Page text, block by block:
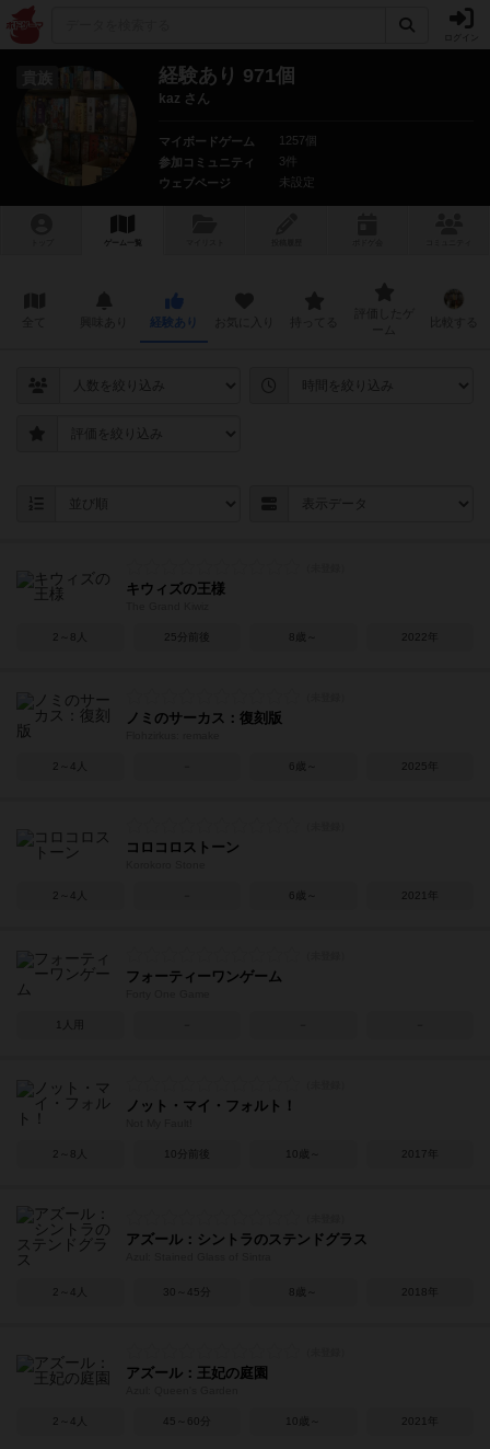
経験あり 971個
kaz さん
マイボードゲーム
1257個
参加コミュニティ
3件
ウェブページ
未設定
ゲーム一覧
経験あり
キウィズの王様
2～8人 25分前後 8歳～ 2022年
ノミのサーカス：復刻版
2～4人 6歳～ 2025年
コロコロストーン
2～4人 6歳～ 2021年
フォーティーワンゲーム
1人用
ノット・マイ・フォルト！
2～8人 10分前後 10歳～ 2017年
アズール：シントラのステンドグラス
2～4人 30～45分 8歳～ 2018年
アズール：王妃の庭園
2～4人 45～60分 10歳～ 2021年